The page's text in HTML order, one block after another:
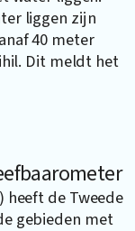
liggen zijn
40 meter
Dit meldt het
heeft de Tweede
gebieden met